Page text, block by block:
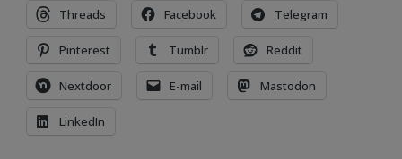
Threads Facebook Telegram
Pinterest Tumblr Reddit
Nextdoor E-mail Mastodon
LinkedIn